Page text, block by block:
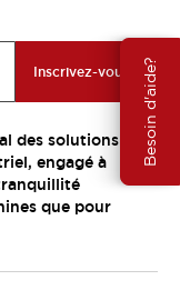
Besoin d'aide?
Inscrivez-vous
des solutions
engagé à
que pour